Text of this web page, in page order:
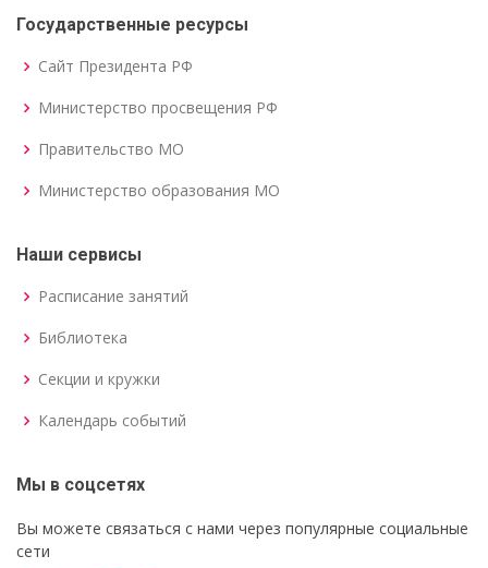
Государственные ресурсы
Сайт Президента РФ
Министерство просвещения РФ
Правительство МО
Министерство образования МО
Наши сервисы
Расписание занятий
Библиотека
Секции и кружки
Календарь событий
Мы в соцсетях
Вы можете связаться с нами через популярные социальные
сети